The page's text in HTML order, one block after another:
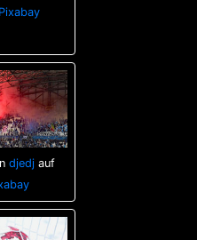
Pixabay
djedjauf